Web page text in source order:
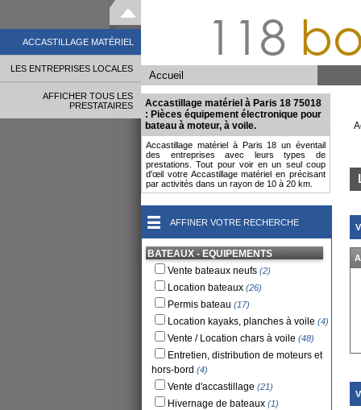
118
Accueil
ACCASTILLAGE MATÉRIEL
LES ENTREPRISES LOCALES
AFFICHER TOUS LES
PRESTATAIRES
Accastillage matériel à Paris 18 75018
: Pièces équipement électronique pour
bateau à moteur, à voile.
Accastillage matériel à Paris 18 un éventail
des entreprises avec leurs types de
prestations. Tout pour voir en un seul coup
d'œil votre Accastillage matériel en précisant
par activités dans un rayon de 10 à 20 km.
AFFINER VOTRE RECHERCHE
BATEAUX - EQUIPEMENTS
Vente bateaux neufs (2)
Location bateaux (26)
Permis bateau (17)
Location kayaks, planches à voile (4)
Vente / Location chars à voile (48)
Entretien, distribution de moteurs et
hors-bord (4)
Vente d'accastillage (21)
Hivernage de bateaux (1)